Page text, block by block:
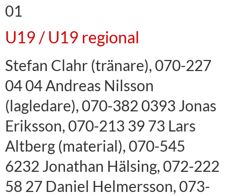
01
U19 / U19 regional
Stefan Clahr (tränare), 070-227
04 04 Andreas Nilsson
(lagledare), 070-382 0393 Jonas
Eriksson, 070-213 39 73 Lars
Altberg (material), 070-545
6232 Jonathan Hälsing, 072-222
58 27 Daniel Helmersson, 073-